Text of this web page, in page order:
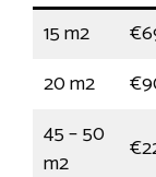
15 m2
20 m2
45 – 50
m2